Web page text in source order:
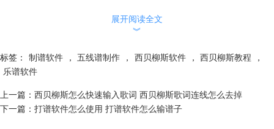
（5）Audioscore ultimate是Audioscore Lite的高级版本。这是一个与西贝
奏单声道乐器（如长笛、单簧管或小号）或对着麦克风唱歌，也可以将其
导入Wav或MP3音频文件。Audioscore能够记录音符，并且可以对其进行
修改，然后将其发送给西贝柳斯进行进一步编辑。若要使用，我们点击图
一“启动”下方Audioscore即可。
展开阅读全文
︾
标签： 制谱软件 ， 五线谱制作 ， 西贝柳斯软件 ， 西贝柳斯教程
，
乐谱软件
上一篇： 西贝柳斯怎么快速输入歌词 西贝柳斯歌词连线怎么去掉
下一篇： 打谱软件怎么使用 打谱软件怎么输谱子